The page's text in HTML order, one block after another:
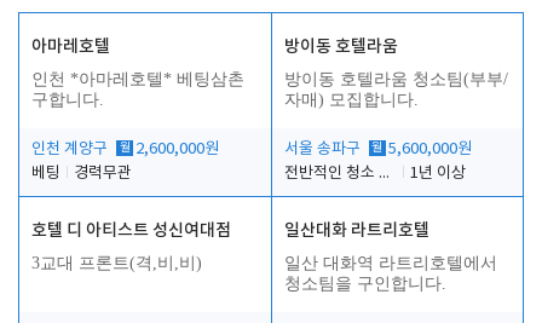
아마레호텔
인천 *아마레호텔* 베팅삼촌
구합니다.
인천 계양구 월 2,600,000원
베팅
경력무관
방이동 호텔라움
방이동 호텔라움 청소팀(부부/
자매) 모집합니다.
서울 송파구 월 5,600,000원
전반적인 청소 업무(객실청소.객실정리)
1년 이상
호텔 디 아티스트 성신여대점
3교대 프론트(격,비,비)
일산대화 라트리호텔
일산 대화역 라트리호텔에서
청소팀을 구인합니다.